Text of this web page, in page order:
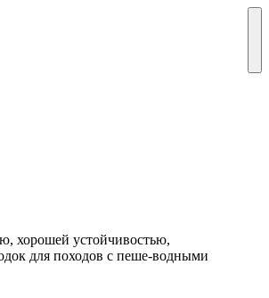
хорошей устойчивостью,
для походов с пеше-водными